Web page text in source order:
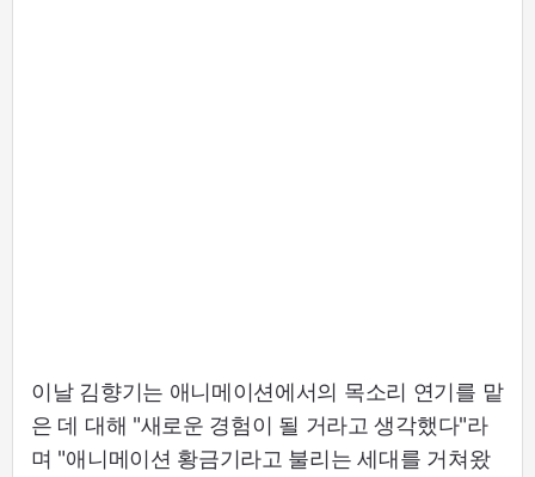
이날 김향기는 애니메이션에서의 목소리 연기를 맡
은 데 대해 "새로운 경험이 될 거라고 생각했다"라
며 "애니메이션 황금기라고 불리는 세대를 거쳐왔